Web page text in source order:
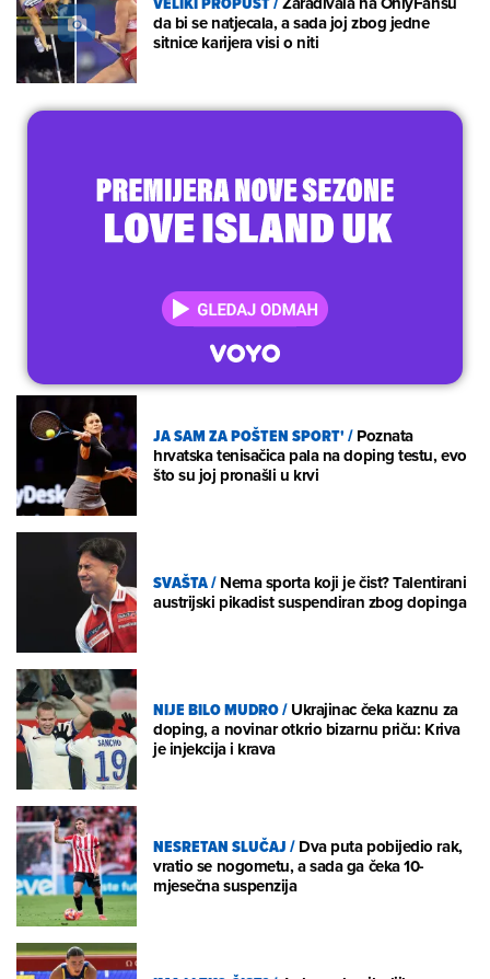
da bi se natjecala, a sada joj zbog jedne
sitnice karijera visi o niti
JA SAM ZA POŠTEN SPORT'/Poznata
hrvatska tenisačica pala na doping testu, evo
što su joj pronašli u krvi
SVAŠTA/Nema sporta koji je čist? Talentirani
austrijski pikadist suspendiran zbog dopinga
NIJE BILO MUDRO/Ukrajinac čeka kaznu za
doping, a novinar otkrio bizarnu priču: Kriva
je injekcija i krava
NESRETAN SLUČAJ/Dva puta pobijedio rak,
vratio se nogometu, a sada ga čeka 10-
mjesečna suspenzija